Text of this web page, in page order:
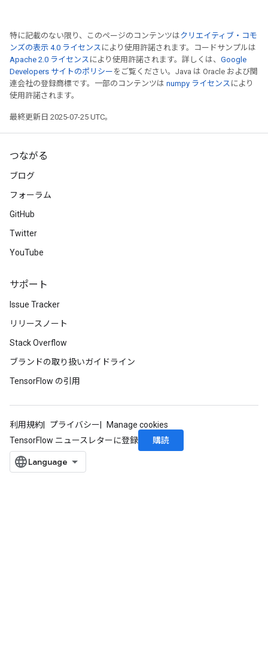
特に記載のない限り、このページのコンテンツはクリエイティブ・コモ
ンズの表示 4.0 ライセンス により使用許諾されます。コードサンプルは
Apache 2.0 ライセンス により使用許諾されます。詳しくは、 Google
Developers サイトのポリシー をご覧ください。Java は Oracle および関
連会社の登録商標です。一部のコンテンツは numpy ライセンス により
使用許諾されます。
最終更新日 2025-07-25 UTC。
つながる
ブログ
フォーラム
GitHub
Twitter
YouTube
サポート
Issue Tracker
リリースノート
Stack Overflow
ブランドの取り扱いガイドライン
TensorFlow の引用
利用規約 プライバシー
Manage cookies
TensorFlow ニュースレターに登録
購読